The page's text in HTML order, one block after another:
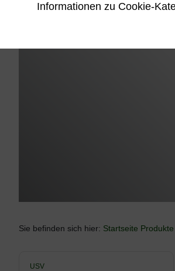
Informationen zu Cookie-
Sie befinden sich hier: Startseite Produkte
USV